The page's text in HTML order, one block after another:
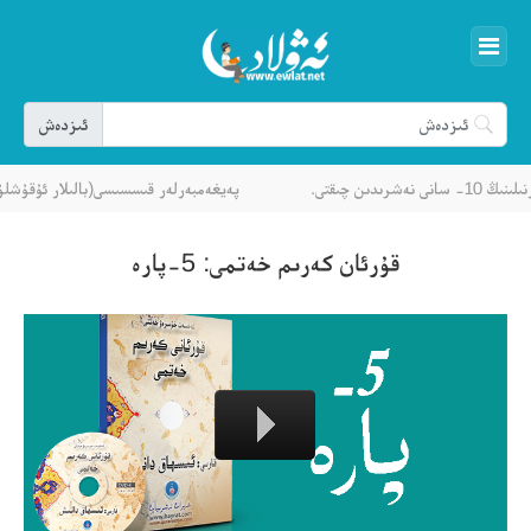
چىقتى. پەيغەمبەرلەر قىسسىسى(بالىلار
قۇرئان كەرىم خەتمى: 5-پارە